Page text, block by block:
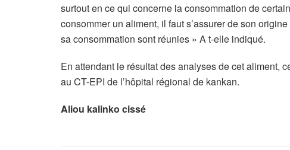
surtout en ce qui concerne la consommation de
consommer un aliment, il faut s’assurer de son
sa consommation sont réunies » A t-elle indiqué.
En attendant le résultat des analyses de cet aliment,
au CT-EPI de l’hôpital régional de kankan.
Aliou kalinko cissé